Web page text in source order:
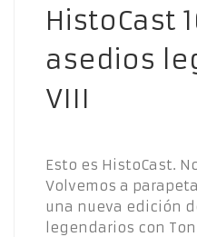
HistoCast
asedios
VIII
Esto es HistoCast.
Volvemos a
una nueva edición
legendarios con